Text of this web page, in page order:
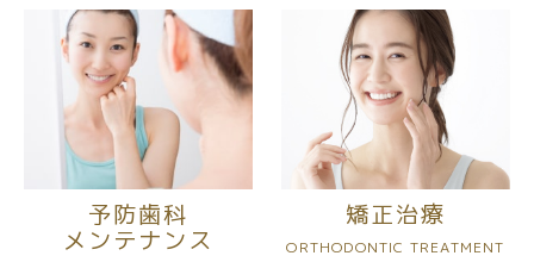
予防歯科
メンテナンス
矯正治療
ORTHODONTIC TREATMENT